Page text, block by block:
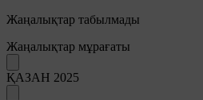
Жаңалықтар табылмады
Жаңалықтар мұрағаты
ҚАЗАН 2025